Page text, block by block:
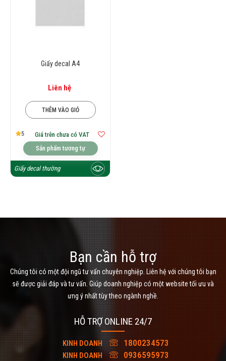
Giấy decal A4
Liên hệ
THÊM VÀO GIỎ
5
Giá trên chưa có VAT
Sản phẩm tương tự
Giấy decal thường
Bạn cần hỗ trợ
Chúng tôi có một đội ngũ tư vấn chuyên nghiệp. Liên hệ với chúng tôi bạn
sẽ được giải đáp và tư vấn. Giúp doanh nghiệp có một website tối ưu và
ưng ý nhất tùy theo ngành nghề.
HỖ TRỢ ONLINE 24/7
KINH DOANH 1800234573
KINH DOANH 0936595973